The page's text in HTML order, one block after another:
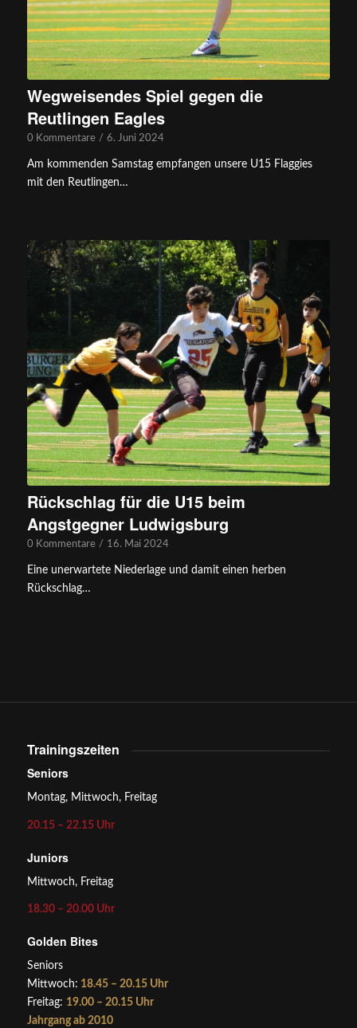
Wegweisendes Spiel gegen die
Reutlingen Eagles
0 Kommentare / 6. Juni 2024
Am kommenden Samstag empfangen unsere U15 Flaggies
mit den Reutlingen…
Rückschlag für die U15 beim
Angstgegner Ludwigsburg
0 Kommentare / 16. Mai 2024
Eine unerwartete Niederlage und damit einen herben
Rückschlag…
Trainingszeiten
Seniors
Montag, Mittwoch, Freitag
20.15 – 22.15 Uhr
Juniors
Mittwoch, Freitag
18.30 – 20.00 Uhr
Golden Bites
Seniors
Mittwoch: 18.45 – 20.15 Uhr
Freitag: 19.00 – 20.15 Uhr
Jahrgang ab 2010